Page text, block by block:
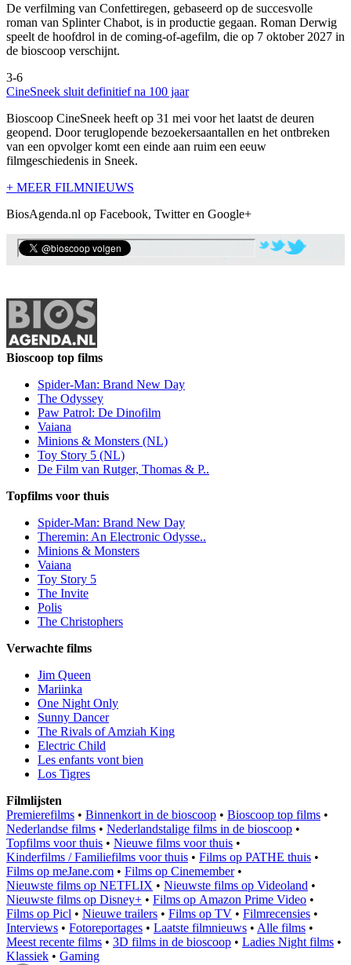
De verfilming van Confettiregen, gebaseerd op de succesvolle
roman van Splinter Chabot, is in productie gegaan. Roman Derwig
speelt de hoofdrol in de coming-of-agefilm, die op 7 oktober 2027 in
de bioscoop verschijnt.
3-6
CineSneek sluit definitief na 100 jaar
Bioscoop CineSneek heeft op 31 mei voor het laatst de deuren
geopend. Door teruglopende bezoekersaantallen en het ontbreken
van een opvolger komt een einde aan ruim een eeuw
filmgeschiedenis in Sneek.
+ MEER FILMNIEUWS
BiosAgenda.nl op Facebook, Twitter en Google+
Bioscoop top films
Spider-Man: Brand New Day
The Odyssey
Paw Patrol: De Dinofilm
Vaiana
Minions & Monsters (NL)
Toy Story 5 (NL)
De Film van Rutger, Thomas & P..
Topfilms voor thuis
Spider-Man: Brand New Day
Theremin: An Electronic Odysse..
Minions & Monsters
Vaiana
Toy Story 5
The Invite
Polis
The Christophers
Verwachte films
Jim Queen
Mariinka
One Night Only
Sunny Dancer
The Rivals of Amziah King
Electric Child
Les enfants vont bien
Los Tigres
Filmlijsten
Premierefilms • Binnenkort in de bioscoop • Bioscoop top films •
Nederlandse films • Nederlandstalige films in de bioscoop •
Topfilms voor thuis • Nieuwe films voor thuis •
Kinderfilms / Familiefilms voor thuis • Films op PATHE thuis •
Films op meJane.com • Films op Cinemember•
Nieuwste films op NETFLIX • Nieuwste films op Videoland •
Nieuwste films op Disney+ • Films op Amazon Prime Video •
Films op Picl • Nieuwe trailers • Films op TV • Filmrecensies •
Interviews • Fotoreportages • Laatste filmnieuws • Alle films •
Meest recente films • 3D films in de bioscoop • Ladies Night films •
Klassiek • Gaming